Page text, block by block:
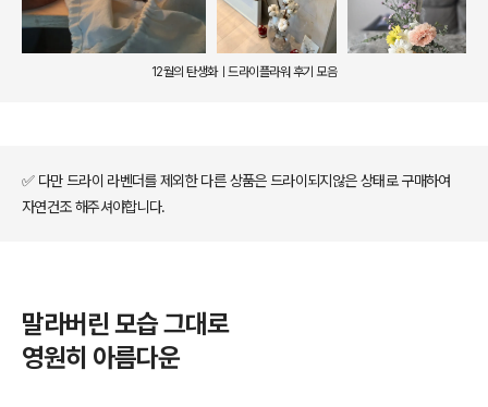
12월의 탄생화ㅣ드라이플라워 후기 모음
✅ 다만 드라이 라벤더를 제외한 다른 상품은 드라이되지않은 상태로 구매하여
자연건조 해주셔야합니다.
말라버린 모습 그대로
영원히 아름다운